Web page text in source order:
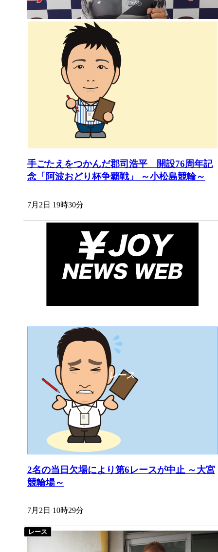
手ごたえをつかんだ郡司浩平 開設76周年記
念「阿波おどり杯争覇戦」 ～小松島競輪～
7月2日 19時30分
2名の当日欠場により第6レースが中止 ～大宮
競輪場～
7月2日 10時29分